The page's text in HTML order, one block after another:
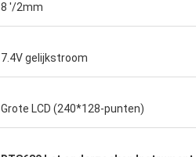
8 '/2mm
7.4V gelijkstroom
Grote LCD (240*128-punten)